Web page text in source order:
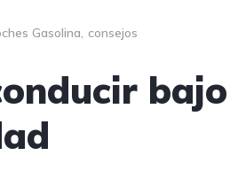
Gasolina consejos